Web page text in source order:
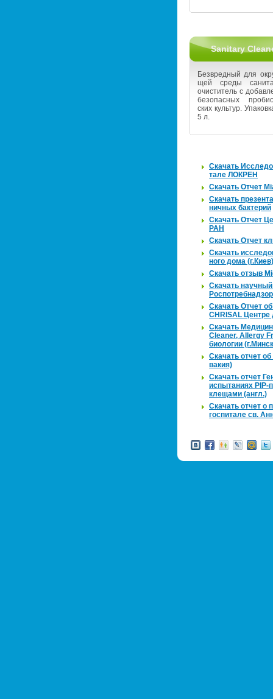
Sanitary
Без­вред­ный для
щей среды
очи­сти­тель с
без­опас­ных
ских куль­тур.
5 л.
Ска­чать
та­ле ЛО­КРЕН
Ска­чать Отчет
Ска­чать
нич­ных бак­те­рий
Ска­чать Отчет
РАН
Ска­чать Отчет
Ска­чать
но­го дома (г.Киев)
Ска­чать отзыв
Ска­чать
Ска­чать Отчет
CHRISAL Цен­тре
Ска­чать
Cleaner, Allergy
био­ло­гии
Ска­чать отчет
ва­кия)
Ска­чать отчет
ис­пы­та­ни­ях
кле­ща­ми (англ.)
Ска­чать отчет о
гос­пи­та­ле св.